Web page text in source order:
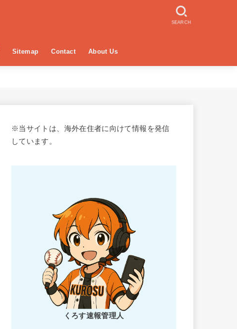
Sitemap Contact About Us
SEARCH
※当サイトは、海外在住者に向けて情報を発信
しています。
くろす速報管理人